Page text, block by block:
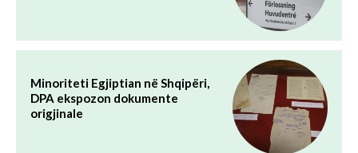
Minoriteti Egjiptian në Shqipëri,
DPA ekspozon dokumente
origjinale